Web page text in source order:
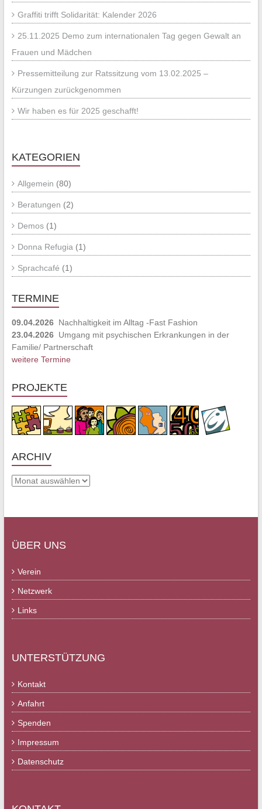
Graffiti trifft Solidarität: Kalender 2026
25.11.2025 Demo zum internationalen Tag gegen Gewalt an
Frauen und Mädchen
Pressemitteilung zur Ratssitzung vom 13.02.2025 –
Kürzungen zurückgenommen
Wir haben es für 2025 geschafft!
KATEGORIEN
Allgemein (80)
Beratungen (2)
Demos(1)
Donna Refugia (1)
Sprachcafé (1)
TERMINE
09.04.2026Nachhaltigkeit im Alltag -Fast Fashion
23.04.2026Umgang mit psychischen Erkrankungen in der
Familie/ Partnerschaft
weitere Termine
PROJEKTE
ARCHIV
Archiv
ÜBER UNS
Verein
Netzwerk
Links
UNTERSTÜTZUNG
Kontakt
Anfahrt
Spenden
Impressum
Datenschutz